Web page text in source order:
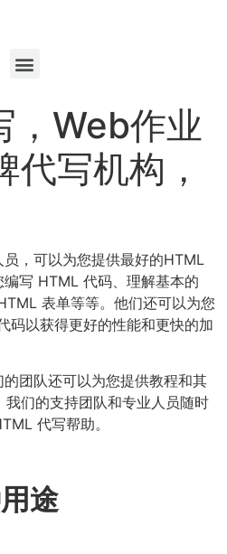
，Web作业
代写机构，
，可以为您提供最好的HTML
写 HTML 代码、理解基本的
表单等等。他们还可以为您
码以获得更好的性能和更快的加
团队还可以为您提供教程和其
们的支持团队和专业人员随时
代写帮助。
途